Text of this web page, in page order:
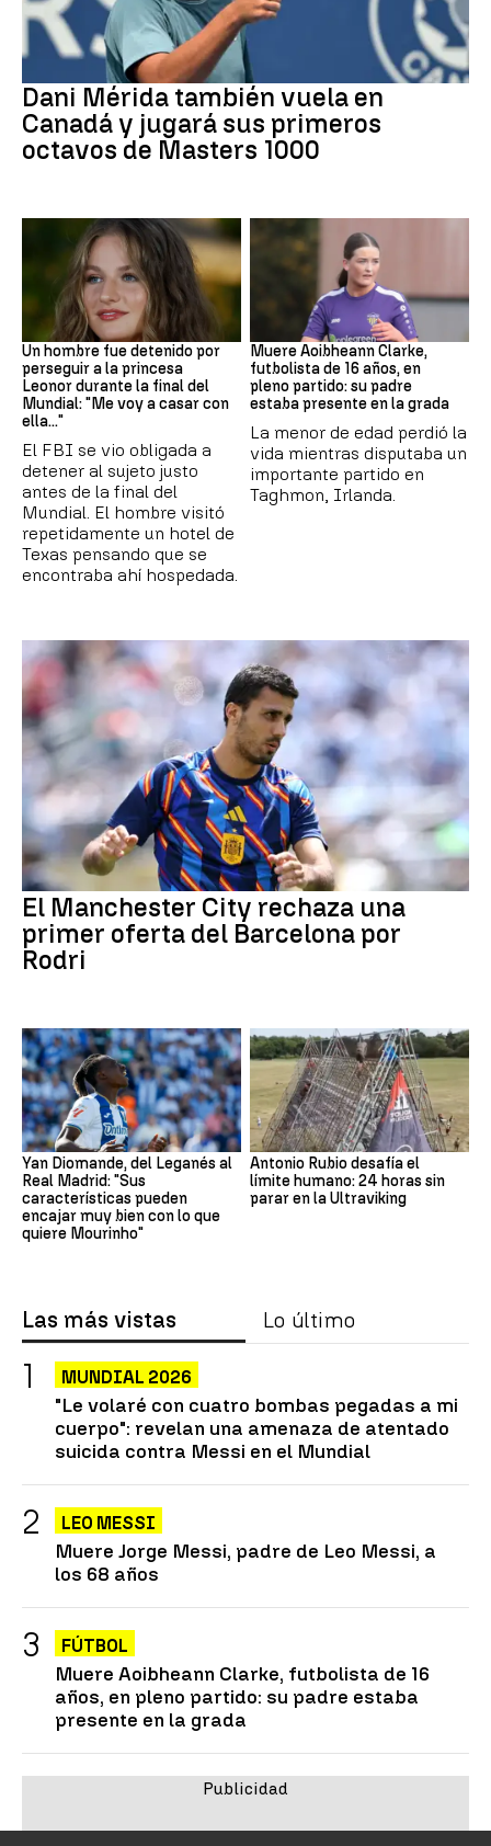
Dani Mérida también vuela en
Canadá y jugará sus primeros
octavos de Masters 1000
Mundial 2026
Un hombre fue detenido por
perseguir a la princesa
Leonor durante la final del
Mundial: "Me voy a casar con
ella..."
El FBI se vio obligada a
detener al sujeto justo
antes de la final del
Mundial. El hombre visitó
repetidamente un hotel de
Texas pensando que se
encontraba ahí hospedada.
Muere Aoibheann Clarke,
futbolista de 16 años, en
pleno partido: su padre
estaba presente en la grada
La menor de edad perdió la
vida mientras disputaba un
importante partido en
Taghmon, Irlanda.
El Manchester City rechaza una
primer oferta del Barcelona por
Rodri
Yan Diomande, del Leganés al
Real Madrid: "Sus
características pueden
encajar muy bien con lo que
quiere Mourinho"
Antonio Rubio desafía el
límite humano: 24 horas sin
parar en la Ultraviking
Las más vistas Lo último
MUNDIAL 2026
"Le volaré con cuatro bombas pegadas a mi
cuerpo": revelan una amenaza de atentado
suicida contra Messi en el Mundial
LEO MESSI
Muere Jorge Messi, padre de Leo Messi, a
los 68 años
FÚTBOL
Muere Aoibheann Clarke, futbolista de 16
años, en pleno partido: su padre estaba
presente en la grada